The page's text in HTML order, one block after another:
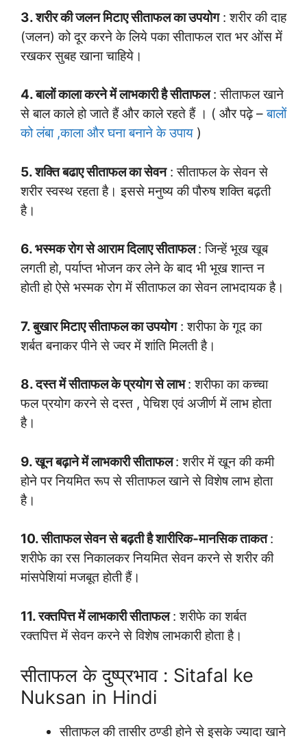
3. शरीर की जलन मिटाए सीताफल का उपयोग: शरीर की दाह
(जलन) को दूर करने के लिये पका सीताफल रात भर ओंस में
रखकर सुबह खाना चाहिये।
4. बालों काला करने में लाभकारी है सीताफल: सीताफल खाने
से बाल काले हो जाते हैं और काले रहते हैं । ( और पढ़े –बालों
को लंबा ,काला और घना बनाने के उपाय )
5. शक्ति बढाए सीताफल का सेवन: सीताफल के सेवन से
शरीर स्वस्थ रहता है। इससे मनुष्य की पौरुष शक्ति बढ़ती
है।
6. भस्मक रोग से आराम दिलाए सीताफल: जिन्हें भूख खूब
लगती हो, पर्याप्त भोजन कर लेने के बाद भी भूख शान्त न
होती हो ऐसे भस्मक रोग में सीताफल का सेवन लाभदायक है।
7. बुखार मिटाए सीताफल का उपयोग: शरीफा के गूद का
शर्बत बनाकर पीने से ज्वर में शांति मिलती है।
8. दस्त में सीताफल के प्रयोग से लाभ: शरीफा का कच्चा
फल प्रयोग करने से दस्त , पेचिश एवं अजीर्ण में लाभ होता
है।
9. खून बढ़ाने में लाभकारी सीताफल: शरीर में खून की कमी
होने पर नियमित रूप से सीताफल खाने से विशेष लाभ होता
है।
10. सीताफल सेवन से बढ़ती है शारीरिक-मानसिक ताकत:
शरीफे का रस निकालकर नियमित सेवन करने से शरीर की
मांसपेशियां मजबूत होती हैं।
11. रक्तपित्त में लाभकारी सीताफल: शरीफे का शर्बत
रक्तपित्त में सेवन करने से विशेष लाभकारी होता है।
सीताफल के दुष्प्रभाव : Sitafal ke
Nuksan in Hindi
सीताफल की तासीर ठण्डी होने से इसके ज्यादा खाने